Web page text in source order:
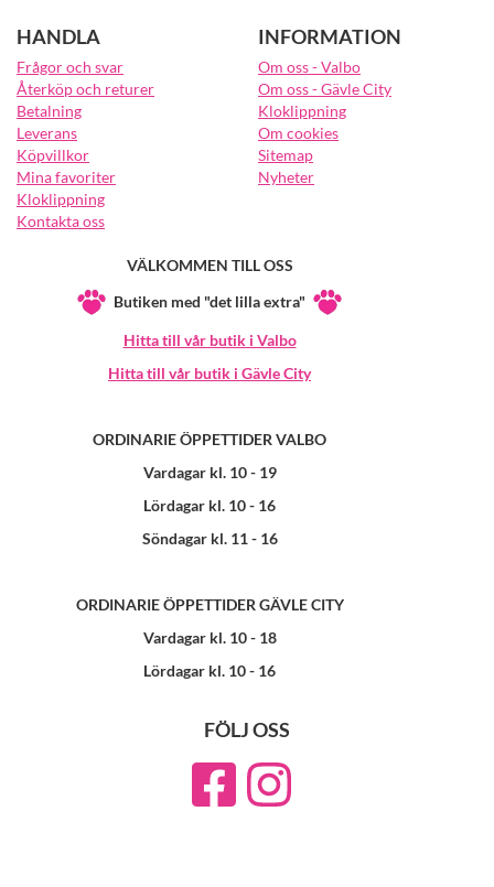
HANDLA
Frågor och svar
Återköp och returer
Betalning
Leverans
Köpvillkor
Mina favoriter
Kloklippning
Kontakta oss
INFORMATION
Om oss - Valbo
Om oss - Gävle City
Kloklippning
Om cookies
Sitemap
Nyheter
VÄLKOMMEN TILL OSS
Butiken med "det lilla extra"
Hitta till vår butik i Valbo
Hitta till vår butik i Gävle City
ORDINARIE ÖPPETTIDER VALBO
Vardagar kl. 10 - 19
Lördagar kl. 10 - 16
Söndagar kl. 11 - 16
ORDINARIE ÖPPETTIDER GÄVLE CITY
Vardagar kl. 10 - 18
Lördagar kl. 10 - 16
FÖLJ OSS